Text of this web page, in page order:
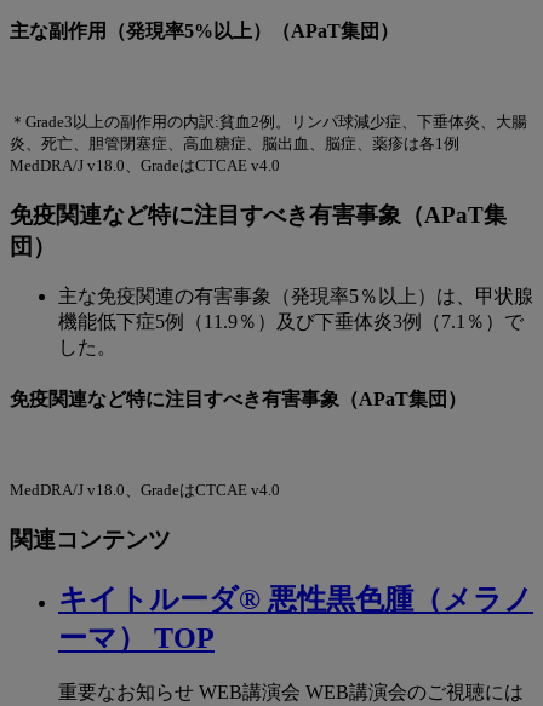
主な副作用（発現率5%以上）（APaT集団）
＊Grade3以上の副作用の内訳:貧血2例。リンパ球減少症、下垂体炎、大腸
炎、死亡、胆管閉塞症、高血糖症、脳出血、脳症、薬疹は各1例
MedDRA/J v18.0、GradeはCTCAE v4.0
免疫関連など特に注目すべき有害事象（APaT集
団）
主な免疫関連の有害事象（発現率5％以上）は、甲状腺
機能低下症5例（11.9％）及び下垂体炎3例（7.1％）で
した。
免疫関連など特に注目すべき有害事象（APaT集団）
MedDRA/J v18.0、GradeはCTCAE v4.0
関連コンテンツ
キイトルーダ® 悪性黒色腫（メラノ
ーマ） TOP
重要なお知らせ WEB講演会 WEB講演会のご視聴には